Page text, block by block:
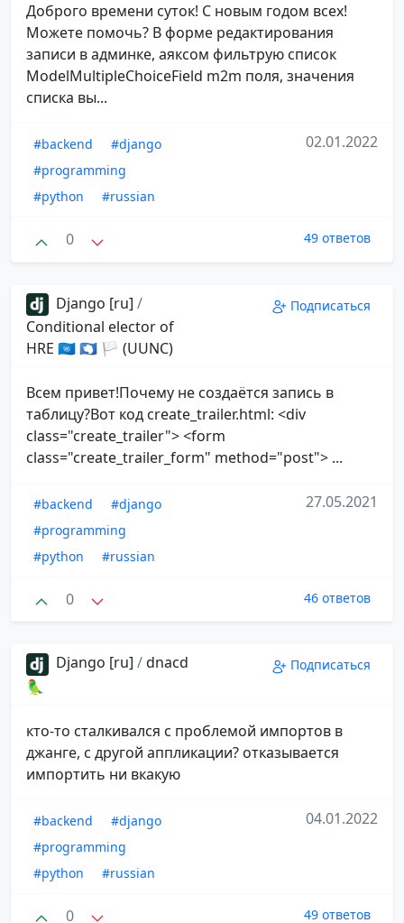
Доброго времени суток! С новым годом всех!
Можете помочь? В форме редактирования
записи в админке, аяксом фильтрую список
ModelMultipleChoiceField m2m поля, значения
списка вы...
#backend
#django
#programming
#python
#russian
02.01.2022
0 49 ответов
Django [ru] /
Conditional elector of
HRE 🇺🇳 🇦🇶 🏳 (UUNC)
Подписаться
Всем привет!Почему не создаётся запись в
таблицу?Вот код create_trailer.html: <div
class="create_trailer"> <form
class="create_trailer_form" method="post"> ...
#backend
#django
#programming
#python
#russian
27.05.2021
0 46 ответов
Django [ru] /dnacd
🦜
Подписаться
кто-то сталкивался с проблемой импортов в
джанге, с другой аппликации? отказывается
импортить ни вкакую
#backend
#django
#programming
#python
#russian
04.01.2022
0 49 ответов